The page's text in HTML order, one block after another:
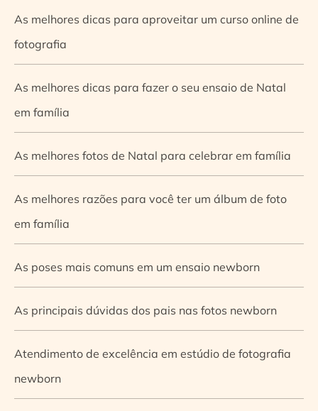
As melhores dicas para aproveitar um curso online de
fotografia
As melhores dicas para fazer o seu ensaio de Natal
em família
As melhores fotos de Natal para celebrar em família
As melhores razões para você ter um álbum de foto
em família
As poses mais comuns em um ensaio newborn
As principais dúvidas dos pais nas fotos newborn
Atendimento de excelência em estúdio de fotografia
newborn